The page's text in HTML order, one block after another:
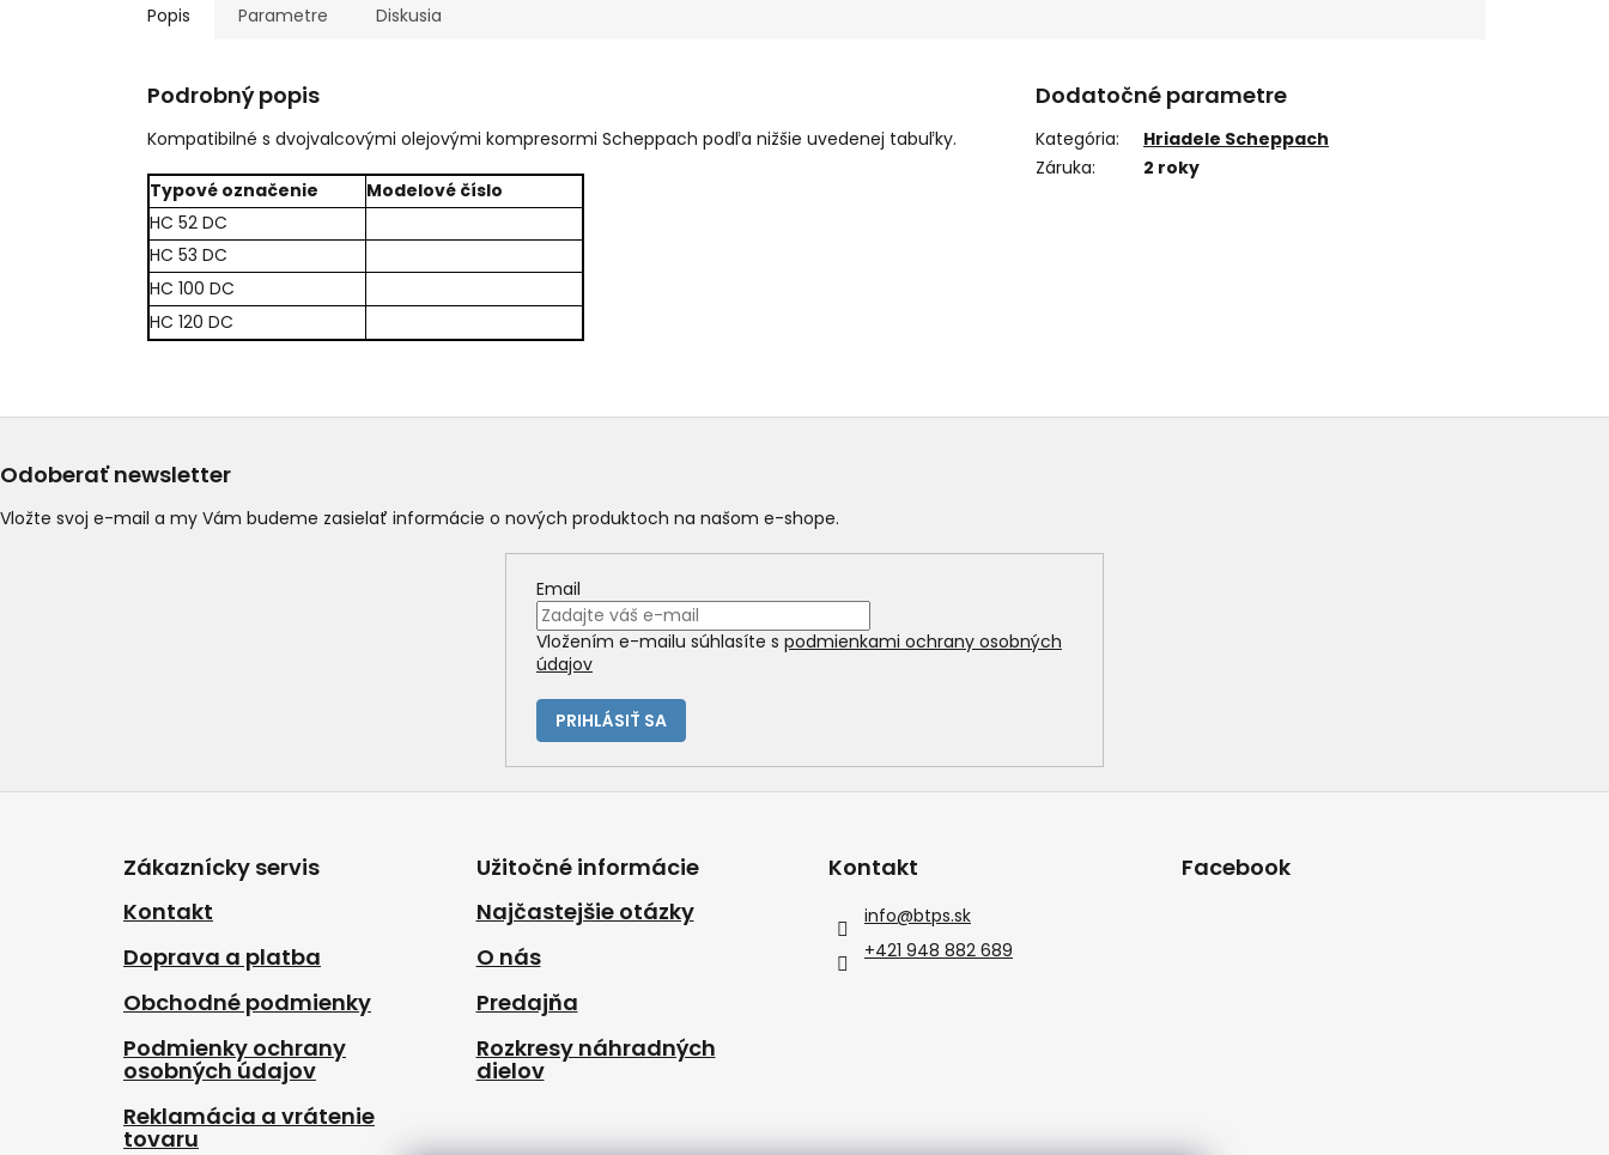
Popis Parametre Diskusia
Podrobný popis
Kompatibilné s dvojvalcovými olejovými kompresormi Scheppach podľa nižšie uvedenej tabuľky.
Typové označenie
Modelové číslo
HC 52 DC
HC 53 DC
HC 100 DC
HC 120 DC
Dodatočné parametre
Kategória:
Hriadele Scheppach
Záruka: 2 roky
Odoberať newsletter
Vložte svoj e-mail a my Vám budeme zasielať informácie o nových produktoch na našom e-shope.
Email
Vložením e-mailu súhlasíte s podmienkami ochrany osobných
údajov
PRIHLÁSIŤ SA
Zákaznícky servis
Kontakt
Doprava a platba
Obchodné podmienky
Podmienky ochrany
osobných údajov
Reklamácia a vrátenie
tovaru
Užitočné informácie
Najčastejšie otázky
O nás
Predajňa
Rozkresy náhradných
dielov
Kontakt
info@btps.sk
+421 948 882 689
Facebook